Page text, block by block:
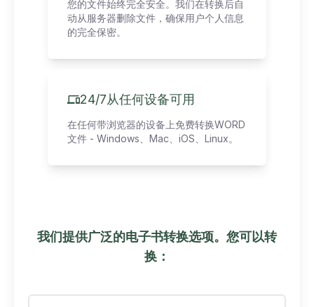
您的文件始终完全安全。我们在转换后自
动从服务器删除文件，确保用户个人信息
的完全保密。
24/7从任何设备可用
在任何带浏览器的设备上免费转换WORD
文件 - Windows、Mac、iOS、Linux。
我们提供广泛的电子书转换选项。您可以转
换：